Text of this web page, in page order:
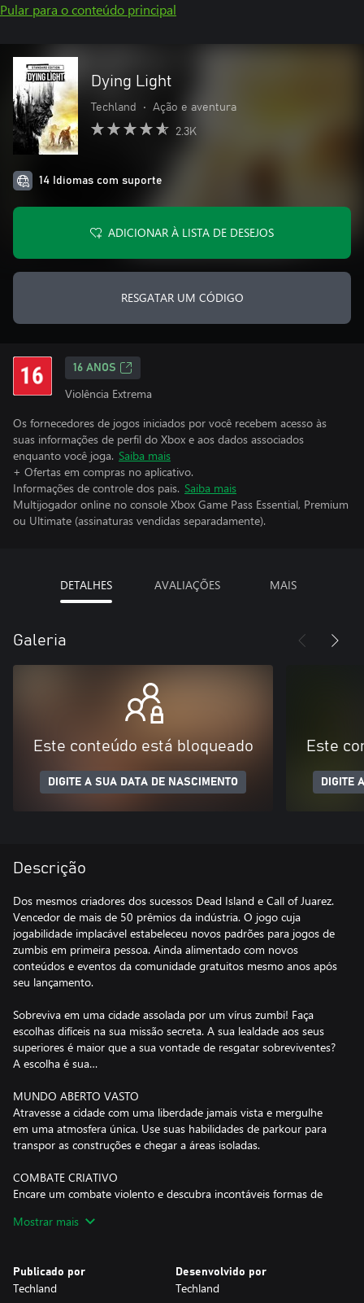
Pular para o conteúdo principal
Dying Light
Techland • Ação e aventura
2.3K
14 Idiomas com suporte
ADICIONAR À LISTA DE DESEJOS
RESGATAR UM CÓDIGO
16 ANOS
Violência Extrema
Os fornecedores de jogos iniciados por você recebem acesso às
suas informações de perfil do Xbox e aos dados associados
enquanto você joga. Saiba mais
+ Ofertas em compras no aplicativo.
Informações de controle dos pais. Saiba mais
Multijogador online no console Xbox Game Pass Essential, Premium
ou Ultimate (assinaturas vendidas separadamente).
DETALHES AVALIAÇÕES MAIS
Galeria
Este conteúdo está bloqueado
DIGITE A SUA DATA DE NASCIMENTO
Este
DIGITE
Descrição
Dos mesmos criadores dos sucessos Dead Island e Call of Juarez.
Vencedor de mais de 50 prêmios da indústria. O jogo cuja
jogabilidade implacável estabeleceu novos padrões para jogos de
zumbis em primeira pessoa. Ainda alimentado com novos
conteúdos e eventos da comunidade gratuitos mesmo anos após
seu lançamento.
Sobreviva em uma cidade assolada por um vírus zumbi! Faça
escolhas difíceis na sua missão secreta. A sua lealdade aos seus
superiores é maior que a sua vontade de resgatar sobreviventes?
A escolha é sua…
MUNDO ABERTO VASTO
Atravesse a cidade com uma liberdade jamais vista e mergulhe
em uma atmosfera única. Use suas habilidades de parkour para
transpor as construções e chegar a áreas isoladas.
COMBATE CRIATIVO
Encare um combate violento e descubra incontáveis formas de
armas e habilidades para tirar vantagem.
Experimente a mudança radical de caçador para caça ao pôr do
sol. Você vai de encontro ao perigo ou vai fugir sem olhar para
Mostrar mais
Publicado por
Techland
Desenvolvido por
Techland